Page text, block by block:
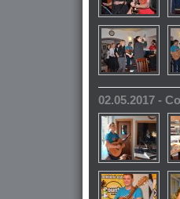
02.05.2017 -